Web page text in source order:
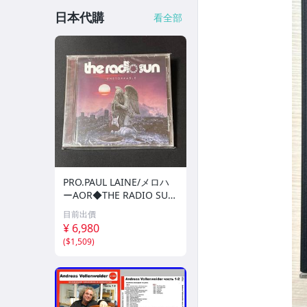
日本代購 看全部
PRO.PAUL LAINE/メロハ
ーAOR◆THE RADIO SU
N/UNSTOPPABLE
目前出價
¥ 6,980
($1,509)